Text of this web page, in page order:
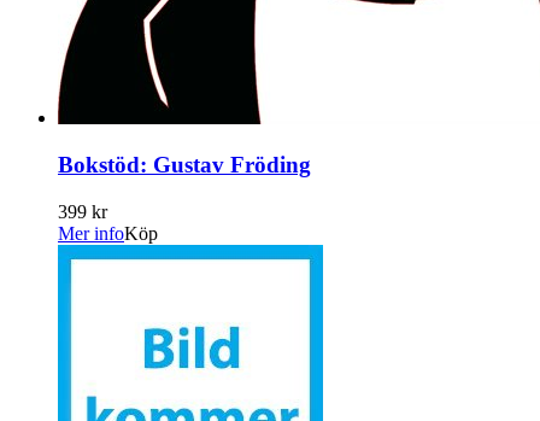
Bokstöd: Gustav Fröding
399 kr
Mer infoKöp